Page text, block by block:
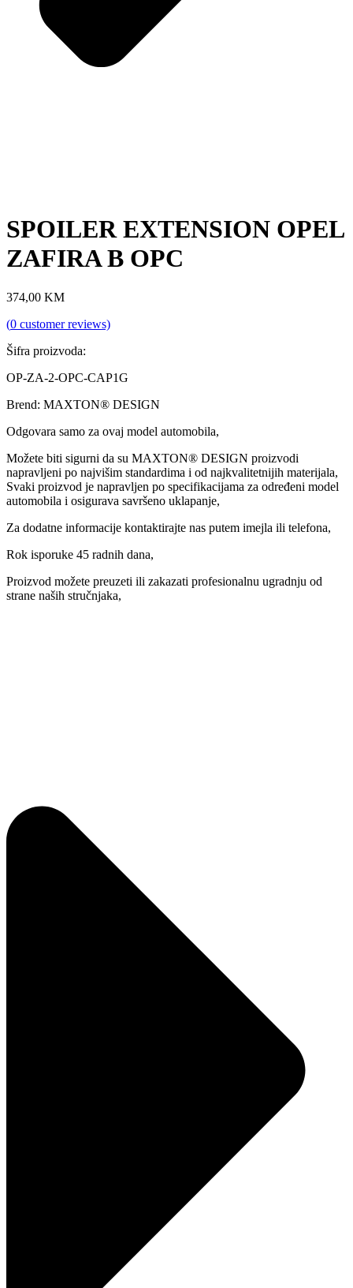
SPOILER EXTENSION OPEL
ZAFIRA B OPC
374,00 KM
(0 customer reviews)
Šifra proizvoda:
OP-ZA-2-OPC-CAP1G
Brend: MAXTON® DESIGN
Odgovara samo za ovaj model automobila,
Možete biti sigurni da su MAXTON® DESIGN proizvodi
napravljeni po najvišim standardima i od najkvalitetnijih materijala,
Svaki proizvod je napravljen po specifikacijama za određeni model
automobila i osigurava savršeno uklapanje,
Za dodatne informacije kontaktirajte nas putem imejla ili telefona,
Rok isporuke 45 radnih dana,
Proizvod možete preuzeti ili zakazati profesionalnu ugradnju od
strane naših stručnjaka,